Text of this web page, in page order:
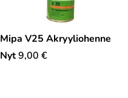
Mipa V25 Akryyliohenne
Nyt9,00 €